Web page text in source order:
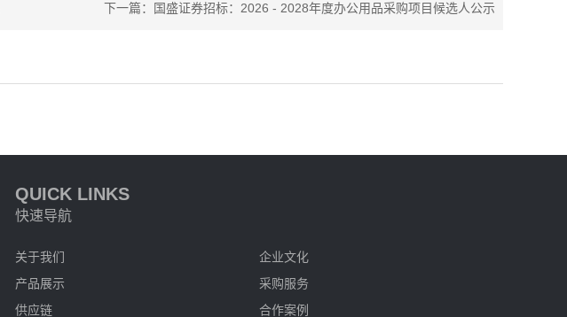
下一篇：国盛证券招标：2026 - 2028年度办公用品采购项目候选人公示
QUICK LINKS
快速导航
关于我们
企业文化
产品展示
采购服务
供应链
合作案例